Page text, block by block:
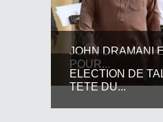
JOHN DRAMANI
POUR...
ELECTION DE
TETE DU...